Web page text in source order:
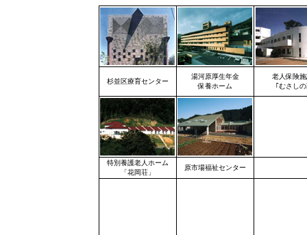
杉並区療育センター
湯河原厚生年金
保養ホーム
老人保険
｢むさしの
特別養護老人ホーム
「花岡荘」
原市場福祉センター